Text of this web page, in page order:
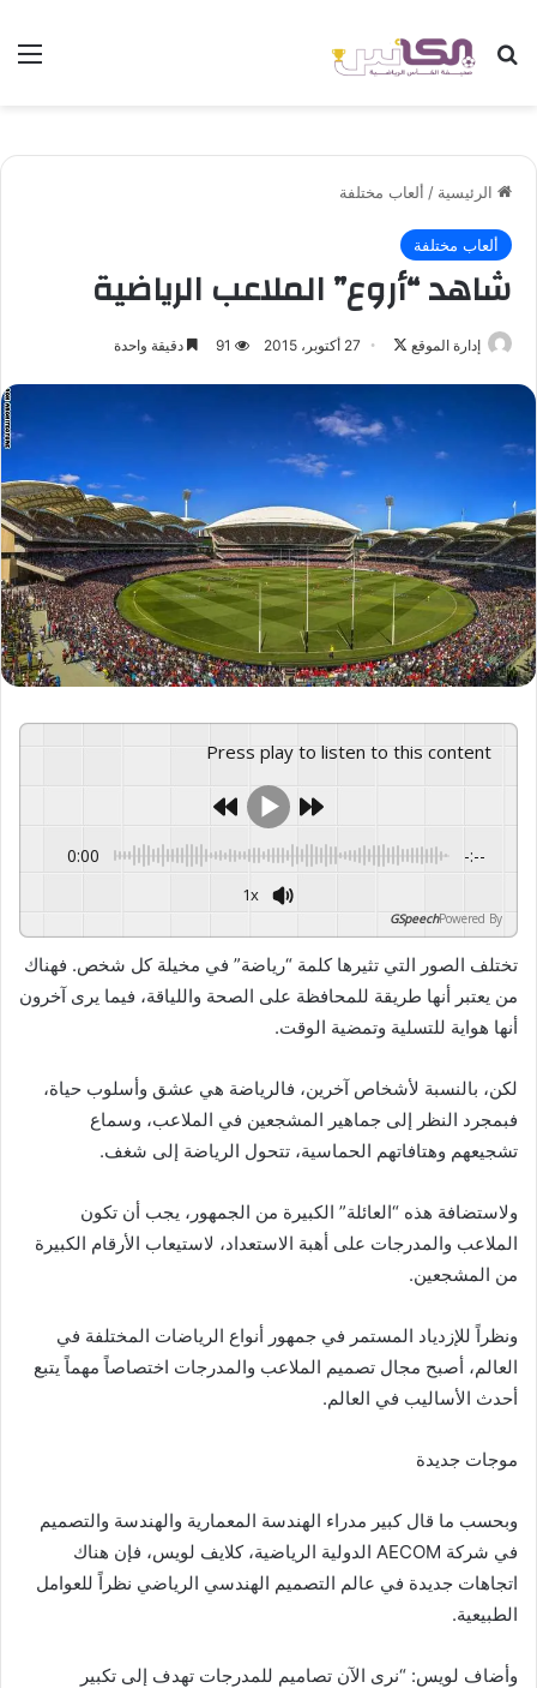
بحث عن
الرئيسية / ألعاب مختلفة
ألعاب مختلفة
شاهد “أروع” الملاعب الرياضية
إدارة الموقع
ى
X
27 أكتوبر، 2015 91 دقيقة واحدة
Press play to listen to this content
0:00 -:--
1x
Powered By
GSpeech
تختلف الصور التي تثيرها كلمة “رياضة” في مخيلة كل شخص. فهناك
من يعتبر أنها طريقة للمحافظة على الصحة واللياقة، فيما يرى آخرون
أنها هواية للتسلية وتمضية الوقت.
لكن، بالنسبة لأشخاص آخرين، فالرياضة هي عشق وأسلوب حياة،
فبمجرد النظر إلى جماهير المشجعين في الملاعب، وسماع
تشجيعهم وهتافاتهم الحماسية، تتحول الرياضة إلى شغف.
ولاستضافة هذه “العائلة” الكبيرة من الجمهور، يجب أن تكون
الملاعب والمدرجات على أهبة الاستعداد، لاستيعاب الأرقام الكبيرة
من المشجعين.
ونظراً للإزدياد المستمر في جمهور أنواع الرياضات المختلفة في
العالم، أصبح مجال تصميم الملاعب والمدرجات اختصاصاً مهماً يتبع
أحدث الأساليب في العالم.
موجات جديدة
وبحسب ما قال كبير مدراء الهندسة المعمارية والهندسة والتصميم
في شركة AECOM الدولية الرياضية، كلايف لويس، فإن هناك
اتجاهات جديدة في عالم التصميم الهندسي الرياضي نظراً للعوامل
الطبيعية.
وأضاف لويس: “نرى الآن تصاميم للمدرجات تهدف إلى تكبير